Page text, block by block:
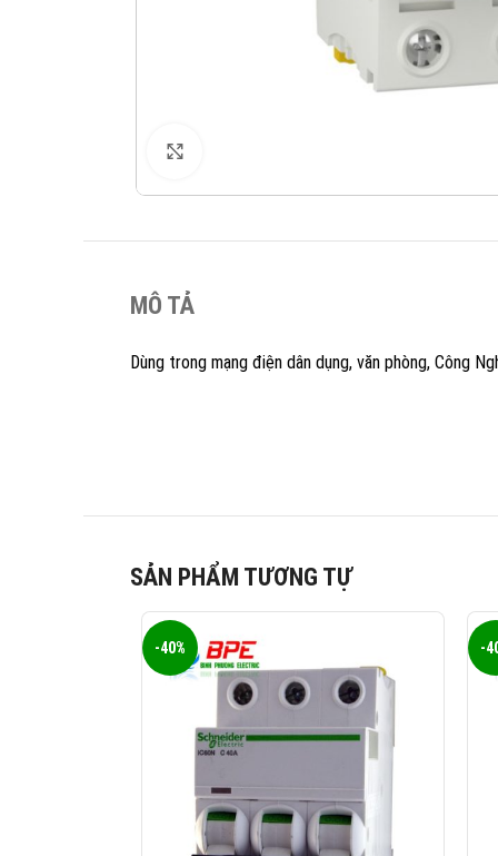
MÔ TẢ
Dùng trong mạng điện dân dụng, văn phòng, Công
SẢN PHẨM TƯƠNG TỰ
-40% -